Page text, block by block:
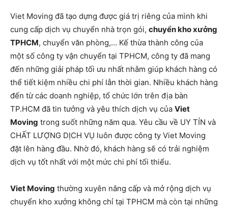
Viet Moving đã tạo dựng được giá trị riêng của mình khi
cung cấp dịch vụ chuyển nhà trọn gói, chuyển kho xưởng
TPHCM, chuyển văn phòng,… Kế thừa thành công của
một số công ty vận chuyển tại TPHCM, công ty đã mang
đến những giải pháp tối ưu nhất nhằm giúp khách hàng có
thể tiết kiệm nhiều chi phí lẫn thời gian. Nhiều khách hàng
đến từ các doanh nghiệp, tổ chức lớn trên địa bàn
TP.HCM đã tin tưởng và yêu thích dịch vụ của Viet
Moving trong suốt những năm qua. Yêu cầu về UY TÍN và
CHẤT LƯỢNG DỊCH VỤ luôn được công ty Viet Moving
đặt lên hàng đầu. Nhờ đó, khách hàng sẽ có trải nghiệm
dịch vụ tốt nhất với một mức chi phí tối thiểu.
Viet Moving thường xuyên nâng cấp và mở rộng dịch vụ
chuyển kho xưởng không chỉ tại TPHCM mà còn tại những